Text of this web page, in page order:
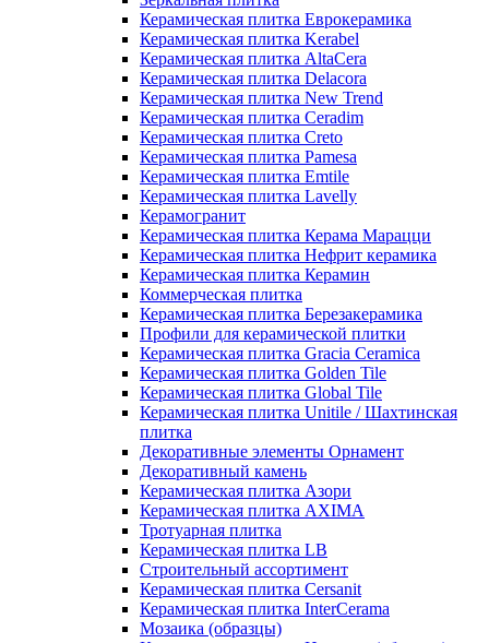
Керамическая плитка Еврокерамика
Керамическая плитка Kerabel
Керамическая плитка AltaCera
Керамическая плитка Delacora
Керамическая плитка New Trend
Керамическая плитка Ceradim
Керамическая плитка Creto
Керамическая плитка Pamesa
Керамическая плитка Emtile
Керамическая плитка Lavelly
Керамогранит
Керамическая плитка Керама Марацци
Керамическая плитка Нефрит керамика
Керамическая плитка Керамин
Коммерческая плитка
Керамическая плитка Березакерамика
Профили для керамической плитки
Керамическая плитка Gracia Ceramica
Керамическая плитка Golden Tile
Керамическая плитка Global Tile
Керамическая плитка Unitile / Шахтинская
плитка
Декоративные элементы Орнамент
Декоративный камень
Керамическая плитка Азори
Керамическая плитка AXIMA
Тротуарная плитка
Керамическая плитка LB
Строительный ассортимент
Керамическая плитка Cersanit
Керамическая плитка InterCerama
Мозаика (образцы)